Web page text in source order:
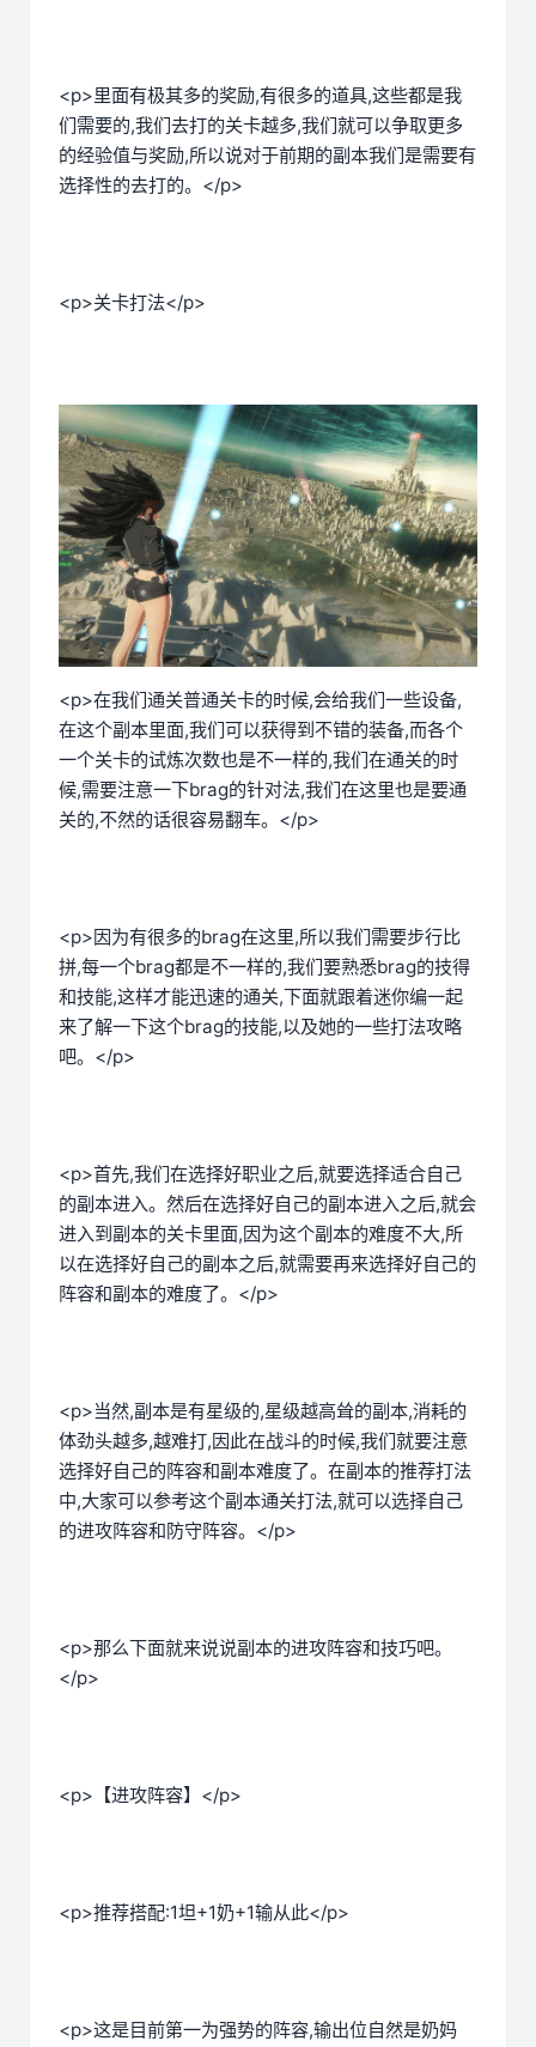
<p>里面有极其多的奖励,有很多的道具,这些都是我
们需要的,我们去打的关卡越多,我们就可以争取更多
的经验值与奖励,所以说对于前期的副本我们是需要有
选择性的去打的。</p>
<p>关卡打法</p>
<p>在我们通关普通关卡的时候,会给我们一些设备,
在这个副本里面,我们可以获得到不错的装备,而各个
一个关卡的试炼次数也是不一样的,我们在通关的时
候,需要注意一下brag的针对法,我们在这里也是要通
关的,不然的话很容易翻车。</p>
<p>因为有很多的brag在这里,所以我们需要步行比
拼,每一个brag都是不一样的,我们要熟悉brag的技得
和技能,这样才能迅速的通关,下面就跟着迷你编一起
来了解一下这个brag的技能,以及她的一些打法攻略
吧。</p>
<p>首先,我们在选择好职业之后,就要选择适合自己
的副本进入。然后在选择好自己的副本进入之后,就会
进入到副本的关卡里面,因为这个副本的难度不大,所
以在选择好自己的副本之后,就需要再来选择好自己的
阵容和副本的难度了。</p>
<p>当然,副本是有星级的,星级越高耸的副本,消耗的
体劲头越多,越难打,因此在战斗的时候,我们就要注意
选择好自己的阵容和副本难度了。在副本的推荐打法
中,大家可以参考这个副本通关打法,就可以选择自己
的进攻阵容和防守阵容。</p>
<p>那么下面就来说说副本的进攻阵容和技巧吧。
</p>
<p>【进攻阵容】</p>
<p>推荐搭配:1坦+1奶+1输从此</p>
<p>这是目前第一为强势的阵容,输出位自然是奶妈